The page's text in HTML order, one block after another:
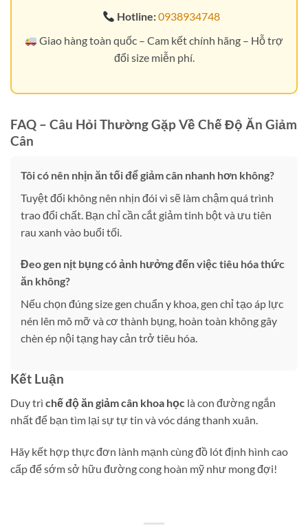
Hotline:0938934748
Giao hàng toàn quốc – Cam kết chính hãng – Hỗ trợ
đổi size miễn phí.
FAQ – Câu Hỏi Thường Gặp Về Chế Độ Ăn Giảm
Cân
Tôi có nên nhịn ăn tối để giảm cân nhanh hơn không?
Tuyệt đối không nên nhịn đói vì sẽ làm chậm quá trình
trao đổi chất. Bạn chỉ cần cắt giảm tinh bột và ưu tiên
rau xanh vào buổi tối.
Đeo gen nịt bụng có ảnh hưởng đến việc tiêu hóa thức
ăn không?
Nếu chọn đúng size gen chuẩn y khoa, gen chỉ tạo áp lực
nén lên mô mỡ và cơ thành bụng, hoàn toàn không gây
chèn ép nội tạng hay cản trở tiêu hóa.
Kết Luận
Duy trì chế độ ăn giảm cân khoa học là con đường ngắn
nhất để bạn tìm lại sự tự tin và vóc dáng thanh xuân.
Hãy kết hợp thực đơn lành mạnh cùng đồ lót định hình cao
cấp để sớm sở hữu đường cong hoàn mỹ như mong đợi!